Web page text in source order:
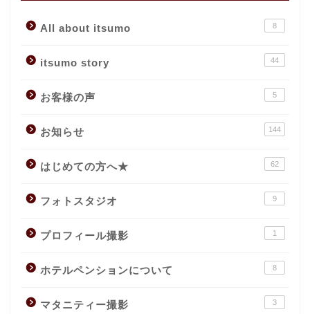
All about itsumo 8
itsumo story 44
お客様の声 5
お知らせ 144
はじめての方へ★ 62
フォトスタジオ 9
プロフィール撮影 1
ホテルペンションについて 8
マタニティー撮影 3